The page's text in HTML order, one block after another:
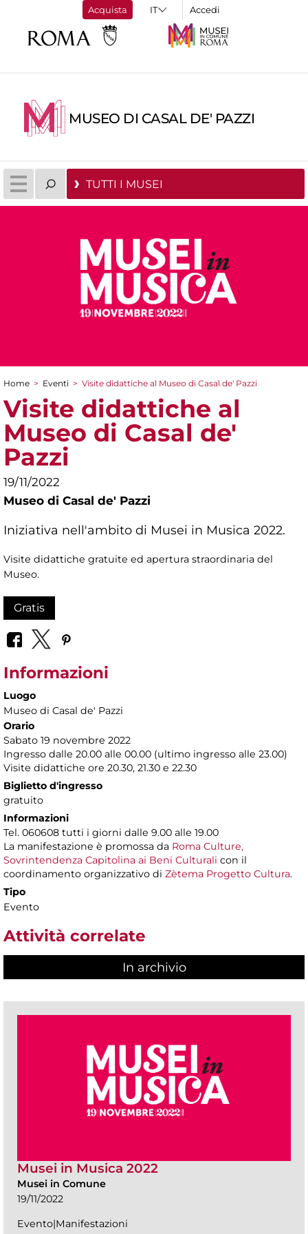
Acquista Accedi
MUSEO DI CASAL DE' PAZZI
TUTTI I MUSEI
Tu sei qui
Home > Eventi > Visite didattiche al Museo di Casal de' Pazzi
Visite didattiche al
Museo di Casal de'
Pazzi
19/11/2022
Museo di Casal de' Pazzi
Iniziativa nell'ambito di Musei in Musica 2022.
Visite didattiche gratuite ed apertura straordinaria del
Museo.
Gratis
Informazioni
Luogo
Museo di Casal de' Pazzi
Orario
Sabato 19 novembre 2022
Ingresso dalle 20.00 alle 00.00 (ultimo ingresso alle 23.00)
Visite didattiche ore 20.30, 21.30 e 22.30
Biglietto d'ingresso
gratuito
Informazioni
Tel. 060608 tutti i giorni dalle 9.00 alle 19.00
La manifestazione è promossa da Roma Culture,
Sovrintendenza Capitolina ai Beni Culturali con il
coordinamento organizzativo di Zètema Progetto Cultura.
Tipo
Evento
Attività correlate
In archivio
Musei in Musica 2022
Musei in Comune
19/11/2022
Evento|Manifestazioni